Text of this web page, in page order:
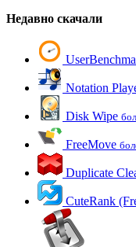
Недавно скачали
Notation
Disk Wipe
FreeMove
Duplicate
CuteRank